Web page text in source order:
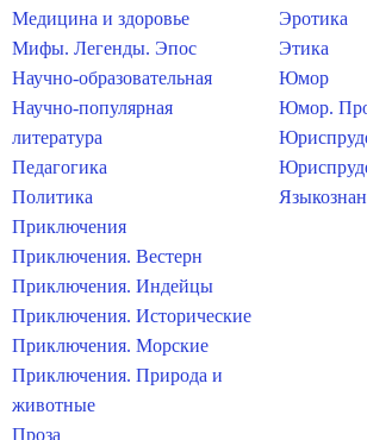
Медицина и здоровье
Мифы. Легенды. Эпос
Научно-образовательная
Научно-популярная
литература
Педагогика
Политика
Приключения
Приключения. Вестерн
Приключения. Индейцы
Приключения. Исторические
Приключения. Морские
Приключения. Природа и
животные
Проза
Эротика
Этика
Юмор
Юмор.